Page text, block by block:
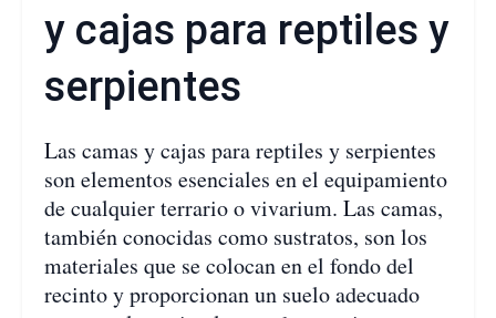
y cajas para reptiles y
serpientes
Las camas y cajas para reptiles y serpientes
son elementos esenciales en el equipamiento
de cualquier terrario o vivarium. Las camas,
también conocidas como sustratos, son los
materiales que se colocan en el fondo del
recinto y proporcionan un suelo adecuado